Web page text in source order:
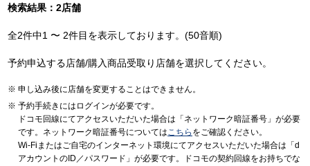
検索結果：2店舗
全2件中1 〜 2件目を表示しております。(50音順)
予約申込する店舗/購入商品受取り店舗を選択してください。
申し込み後に店舗を変更することはできません。
予約手続きにはログインが必要です。
ドコモ回線にてアクセスいただいた場合は「ネットワーク暗証番号」が必要
です。ネットワーク暗証番号についてはこちら をご確認ください。
Wi-Fiまたはご自宅のインターネット環境にてアクセスいただいた場合は「d
アカウントのID／パスワード」が必要です。ドコモの契約回線をお持ちでな